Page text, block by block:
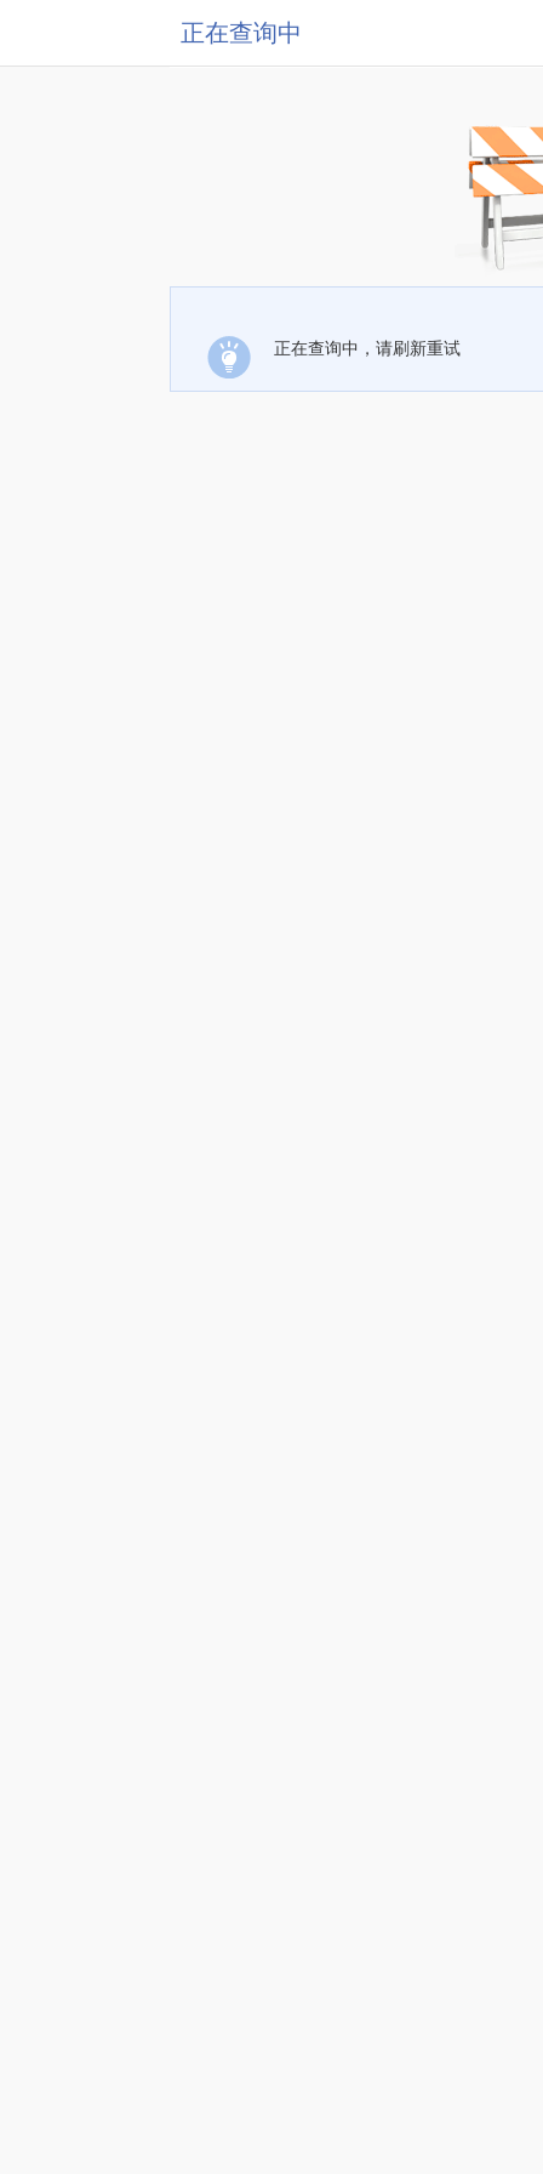
正在查询中
正在查询中，请刷新重试